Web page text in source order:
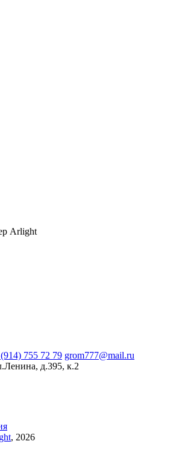
Arlight
755 72 79 grom777@mail.ru
д.395, к.2
, 2026